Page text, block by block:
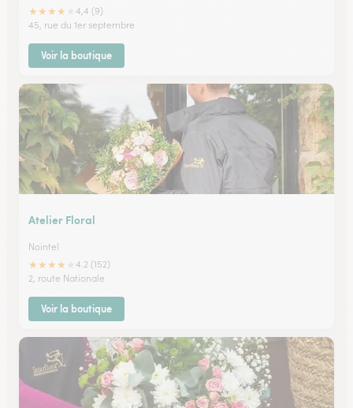
★★★★
4,4 (9)
45, rue du 1er septembre
Voir la boutique
Atelier Floral
Nointel
★★★★
4.2 (152)
2, route Nationale
Voir la boutique